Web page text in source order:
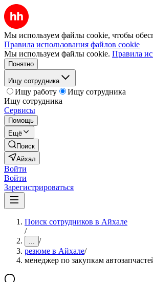
Мы используем файлы cookie, чтобы
Правила использования файлов cookie
Мы используем файлы cookie. Правила
Понятно
Ищу сотрудника
Ищу работу
Ищу сотрудника
Ищу сотрудника
Сервисы
Помощь
Ещё
Поиск
Айхал
Войти
Войти
Зарегистрироваться
Поиск сотрудников в Айхале
/
... /
резюме в Айхале/
менеджер по закупкам